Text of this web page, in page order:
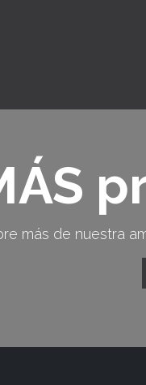
más de nuestra